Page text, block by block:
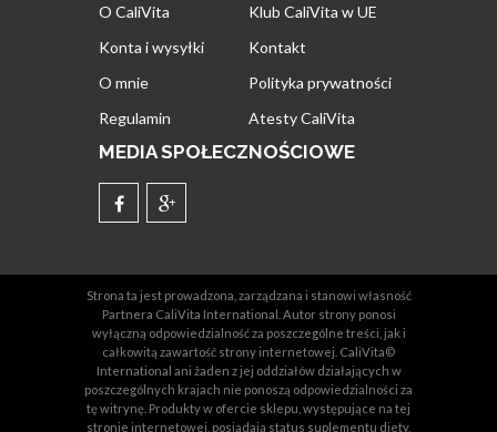
O CaliVita
Klub CaliVita w UE
Konta i wysyłki
Kontakt
O mnie
Polityka prywatności
Regulamin
Atesty CaliVita
MEDIA SPOŁECZNOŚCIOWE
Strona ta jest prowadzona, zarządzana i stanowi własność
Partnera CaliVita International. Autor strony ponosi
wyłączną odpowiedzialność za poszczególne treści, jak i
całkowitą zawartość strony internetowej. CaliVita©
International ani żaden z jej oddziałów działających w
poszczególnych krajach nie ponoszą odpowiedzialności za
tę witrynę. Produkty w ofercie sklepu, występujące na tej
stronie internetowej, posiadają status suplementu diety,